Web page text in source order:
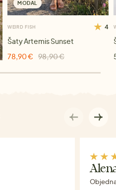
MODAL
WEIRD FISH 4
Šaty Artemis Sunset
78,90 €
98,90 €